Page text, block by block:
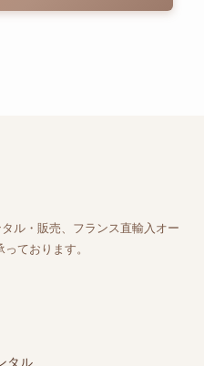
ル・販売、フランス直輸入オー
ております。
タル